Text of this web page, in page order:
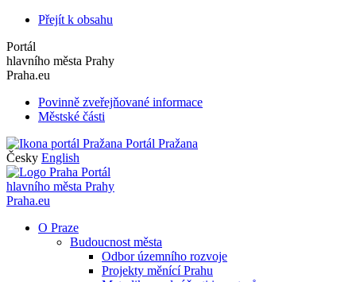
Přejít k obsahu
Portál
hlavního města Prahy
Praha.eu
Povinně zveřejňované informace
Městské části
Portál Pražana
Česky English
Portál
hlavního města Prahy
Praha.eu
O Praze
Budoucnost města
Odbor územního rozvoje
Projekty měnící Prahu